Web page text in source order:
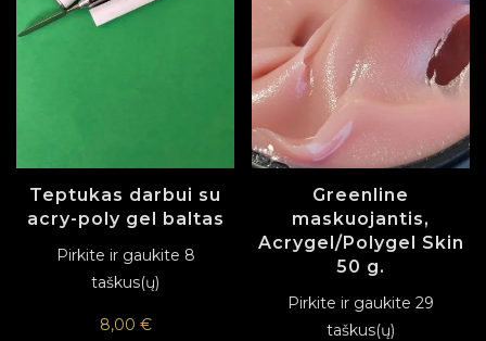
Teptukas darbui su
acry-poly gel baltas
Pirkite ir gaukite 8
taškus(ų)
8,00 €
Greenline
maskuojantis,
Acrygel/Polygel Skin
50 g.
Pirkite ir gaukite 29
taškus(ų)